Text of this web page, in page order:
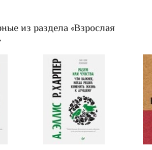
из раздела «Взрослая